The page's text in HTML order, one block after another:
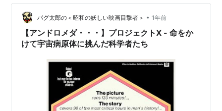
主人公は、日ごろから人々を惹き付ける過激なコンテン
ツを探していた。そんな時、…
パグ太郎の＜昭和の妖しい映画目撃者＞ • 1年前
【アンドロメダ・・・】プロジェクトX - 命をか
けて宇宙病原体に挑んだ科学者たち